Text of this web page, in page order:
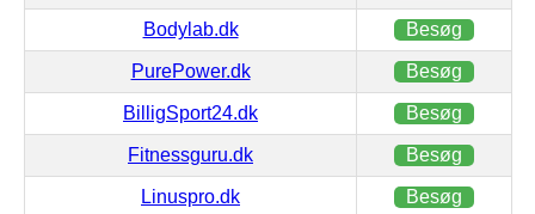
Bodylab.dk Besøg
PurePower.dk Besøg
BilligSport24.dk Besøg
Fitnessguru.dk Besøg
Linuspro.dk Besøg